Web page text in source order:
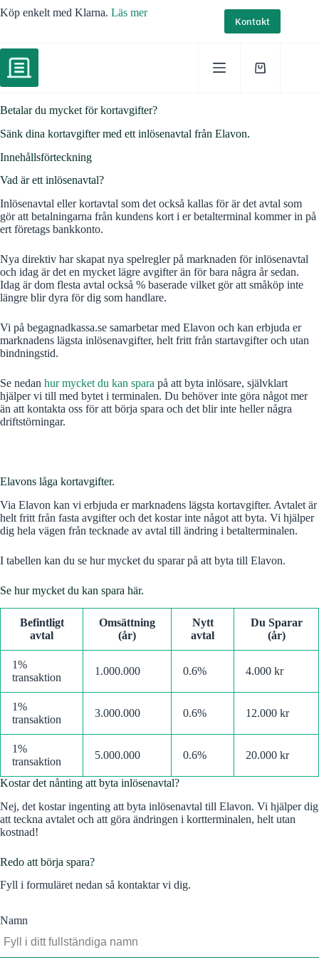
till
Köp enkelt med Klarna. Läs mer
Kontakt
Varukorg
Betalar du mycket för kortavgifter?
Sänk dina kortavgifter med ett inlösenavtal från Elavon.
Innehållsförteckning
Vad är ett inlösenavtal?
Inlösenavtal eller kortavtal som det också kallas för är det avtal som
gör att betalningarna från kundens kort i er betalterminal kommer in på
ert företags bankkonto.
Nya direktiv har skapat nya spelregler på marknaden för inlösenavtal
och idag är det en mycket lägre avgifter än för bara några år sedan.
Idag är dom flesta avtal också % baserade vilket gör att småköp inte
längre blir dyra för dig som handlare.
Vi på begagnadkassa.se samarbetar med Elavon och kan erbjuda er
marknadens lägsta inlösenavgifter, helt fritt från startavgifter och utan
bindningstid.
Se nedan hur mycket du kan spara på att byta inlösare, självklart
hjälper vi till med bytet i terminalen. Du behöver inte göra något mer
än att kontakta oss för att börja spara och det blir inte heller några
driftstörningar.
Elavons låga kortavgifter.
Via Elavon kan vi erbjuda er marknadens lägsta kortavgifter. Avtalet är
helt fritt från fasta avgifter och det kostar inte något att byta. Vi hjälper
dig hela vägen från tecknade av avtal till ändring i betalterminalen.
I tabellen kan du se hur mycket du sparar på att byta till Elavon.
Se hur mycket du kan spara här.
Befintligt
avtal
Omsättning
(år)
Nytt
avtal
Du Sparar
(år)
1%
transaktion
1.000.000 0.6% 4.000 kr
1%
transaktion
3.000.000 0.6% 12.000 kr
1%
transaktion
5.000.000 0.6% 20.000 kr
Kostar det nånting att byta inlösenavtal?
Nej, det kostar ingenting att byta inlösenavtal till Elavon. Vi hjälper dig
att teckna avtalet och att göra ändringen i kortterminalen, helt utan
kostnad!
Redo att börja spara?
Fyll i formuläret nedan så kontaktar vi dig.
Namn